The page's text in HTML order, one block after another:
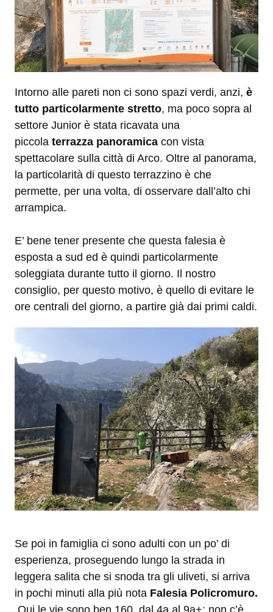
Intorno alle pareti non ci sono spazi verdi, anzi, è
tutto particolarmente stretto, ma poco sopra al
settore Junior è stata ricavata una
piccola terrazza panoramica con vista
spettacolare sulla città di Arco. Oltre al panorama,
la particolarità di questo terrazzino è che
permette, per una volta, di osservare dall’alto chi
arrampica.
E’ bene tener presente che questa falesia è
esposta a sud ed è quindi particolarmente
soleggiata durante tutto il giorno. Il nostro
consiglio, per questo motivo, è quello di evitare le
ore centrali del giorno, a partire già dai primi caldi.
Se poi in famiglia ci sono adulti con un po’ di
esperienza, proseguendo lungo la strada in
leggera salita che si snoda tra gli uliveti, si arriva
in pochi minuti alla più nota Falesia Policromuro.